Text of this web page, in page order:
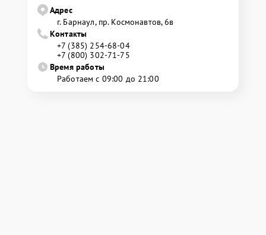
Адрес
г. Барнаул, ​пр. Космонавтов, 6в
Контакты
+7 (385) 254-68-04
+7 (800) 302-71-75
Время работы
Работаем с 09:00 до 21:00